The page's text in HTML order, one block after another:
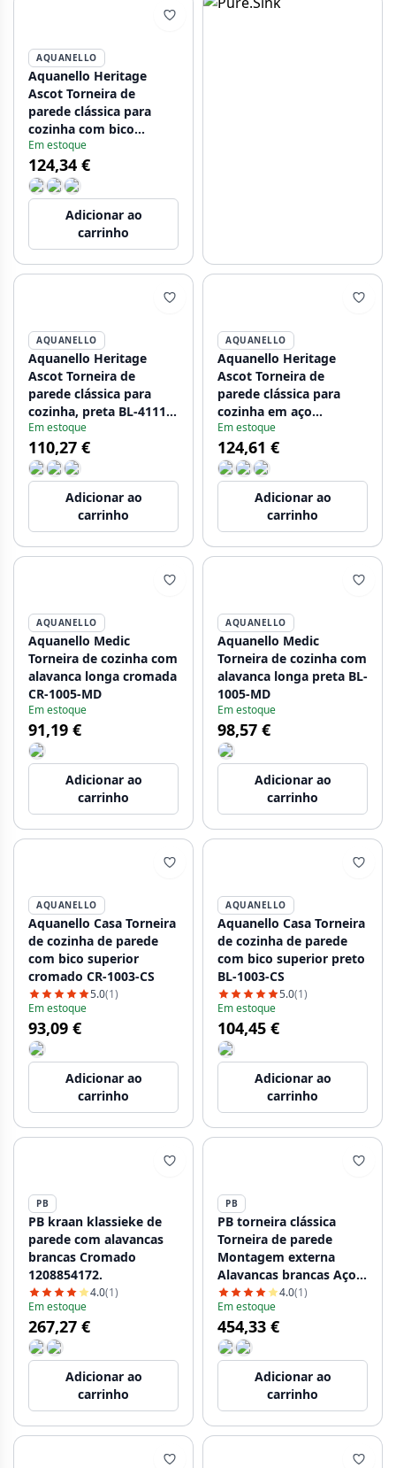
AQUANELLO
Aquanello Heritage
Ascot Torneira de
parede clássica para
cozinha com bico
superior em aço
inoxidável NB-4110-HA
Em estoque
124,34 €
Adicionar ao
carrinho
AQUANELLO
Aquanello Heritage
Ascot Torneira de
parede clássica para
cozinha, preta BL-4111-
HA
Em estoque
110,27 €
Adicionar ao
carrinho
AQUANELLO
Aquanello Heritage
Ascot Torneira de
parede clássica para
cozinha em aço
inoxidável NB-4111-HA
Em estoque
124,61 €
Adicionar ao
carrinho
AQUANELLO
Aquanello Medic
Torneira de cozinha com
alavanca longa cromada
CR-1005-MD
Em estoque
91,19 €
Adicionar ao
carrinho
AQUANELLO
Aquanello Medic
Torneira de cozinha com
alavanca longa preta BL-
1005-MD
Em estoque
98,57 €
Adicionar ao
carrinho
AQUANELLO
Aquanello Casa Torneira
de cozinha de parede
com bico superior
cromado CR-1003-CS
5.0(1)
Em estoque
93,09 €
Adicionar ao
carrinho
AQUANELLO
Aquanello Casa Torneira
de cozinha de parede
com bico superior preto
BL-1003-CS
5.0(1)
Em estoque
104,45 €
Adicionar ao
carrinho
PB
PB kraan klassieke de
parede com alavancas
brancas Cromado
1208854172.
4.0(1)
Em estoque
267,27 €
Adicionar ao
carrinho
PB
PB torneira clássica
Torneira de parede
Montagem externa
Alavancas brancas Aço
inoxidável 1208854192
4.0(1)
Em estoque
454,33 €
Adicionar ao
carrinho